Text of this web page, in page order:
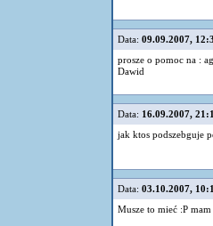
Data: 09.09.2007,
prosze o pomoc na :
Dawid
Data: 16.09.2007,
jak ktos podszebguje
Data: 03.10.2007,
Musze to mieć :P